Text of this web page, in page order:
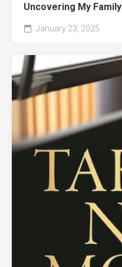
Uncovering My
January 23, 2025